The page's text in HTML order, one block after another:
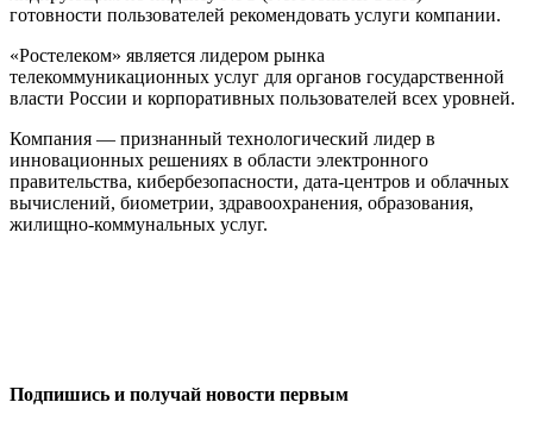
готовности пользователей рекомендовать услуги компании.
«Ростелеком» является лидером рынка
телекоммуникационных услуг для органов государственной
власти России и корпоративных пользователей всех уровней.
Компания — признанный технологический лидер в
инновационных решениях в области электронного
правительства, кибербезопасности, дата-центров и облачных
вычислений, биометрии, здравоохранения, образования,
жилищно-коммунальных услуг.
Подпишись и получай новости первым